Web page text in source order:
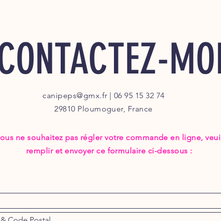
canipeps@gmx.fr | 06 95 15 32 74
29810 Ploumoguer, France
ne souhaitez pas régler votre commande en ligne,
remplir et envoyer ce formulaire ci-dessous :